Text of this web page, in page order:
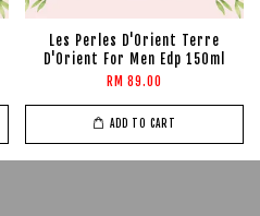
Les Perles D'Orient Terre
D'Orient For Men Edp 150ml
RM 89.00
ADD TO CART